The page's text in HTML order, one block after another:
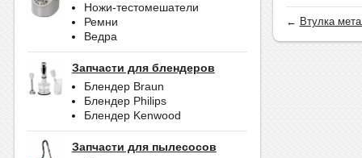
Ножи-тестомешатели
Ремни
Ведра
Запчасти для блендеров
Блендер Braun
Блендер Philips
Блендер Kenwood
Запчасти для пылесосов
← Втулка